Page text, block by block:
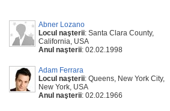
Abner Lozano
Locul naşterii: Santa Clara County,
California, USA
Anul naşterii: 02.02.1998
Adam Ferrara
Locul naşterii: Queens, New York City,
New York, USA
Anul naşterii: 02.02.1966